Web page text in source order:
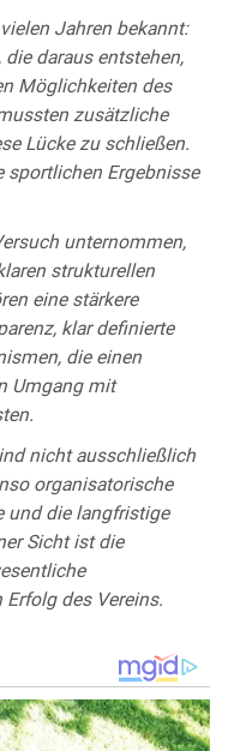
Jahren bekannt:
daraus entstehen,
Möglichkeiten des
zusätzliche
Lücke zu schließen.
sportlichen Ergebnisse
unternommen,
strukturellen
eine stärkere
klar definierte
die einen
Umgang mit
nicht ausschließlich
organisatorische
und die langfristige
Sicht ist die
des Vereins.